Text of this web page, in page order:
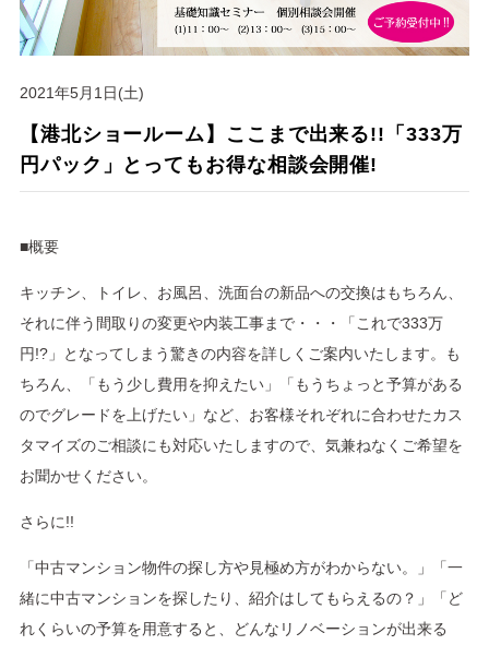
2021年5月1日(土)
【港北ショールーム】ここまで出来る!!「333万
円パック」とってもお得な相談会開催!
■概要
キッチン、トイレ、お風呂、洗面台の新品への交換はもちろん、
それに伴う間取りの変更や内装工事まで・・・「これで333万
円!?」となってしまう驚きの内容を詳しくご案内いたします。も
ちろん、「もう少し費用を抑えたい」「もうちょっと予算がある
のでグレードを上げたい」など、お客様それぞれに合わせたカス
タマイズのご相談にも対応いたしますので、気兼ねなくご希望を
お聞かせください。
さらに!!
「中古マンション物件の探し方や見極め方がわからない。」「一
緒に中古マンションを探したり、紹介はしてもらえるの？」「ど
れくらいの予算を用意すると、どんなリノベーションが出来る